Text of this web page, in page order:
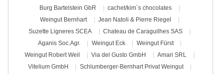
Burg Bartelstein GbR
cachet/kim´s chocolates
Weingut Bernhart
Jean Natoli & Pierre Riegel
Suzette Ligneres SCEA
Chateau de Caraguilhes SAS
Aganis Soc.Agr.
Weingut Eck
Weingut Fürst
Weingut Robert Weil
Via del Gusto GmbH
Amari SRL
Vitelium GmbH
Schlumberger-Bernhart Privat Weingut